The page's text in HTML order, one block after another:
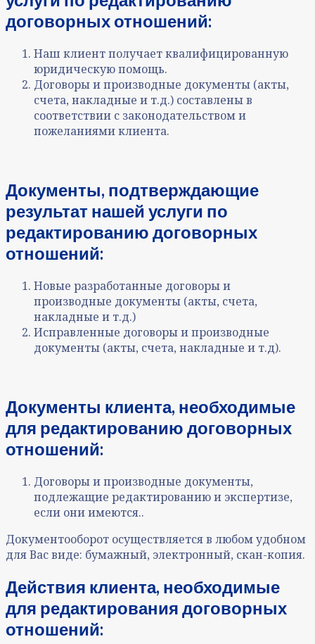
договорных отношений:
Наш клиент получает квалифицированную
юридическую помощь.
Договоры и производные документы (акты,
счета, накладные и т.д.) составлены в
соответствии с законодательством и
пожеланиями клиента.
Документы, подтверждающие
результат нашей услуги по
редактированию договорных
отношений:
Новые разработанные договоры и
производные документы (акты, счета,
накладные и т.д.)
Исправленные договоры и производные
документы (акты, счета, накладные и т.д).
Документы клиента, необходимые
для редактированию договорных
отношений:
Договоры и производные документы,
подлежащие редактированию и экспертизе,
если они имеются..
Документооборот осуществляется в любом удобном
для Вас виде: бумажный, электронный, скан-копия.
Действия клиента, необходимые
для редактирования договорных
отношений: